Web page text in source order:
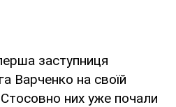
заступниця
Варченко на своїй
Стосовно них уже почали